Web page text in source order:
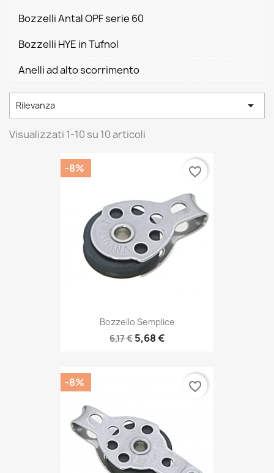
Bozzelli Antal OPF serie 60
Bozzelli HYE in Tufnol
Anelli ad alto scorrimento
Rilevanza 
Visualizzati 1-10 su 10 articoli
Bozzello Semplice
6,17 € 5,68 €
-8% favorite_border
-8% favorite_border